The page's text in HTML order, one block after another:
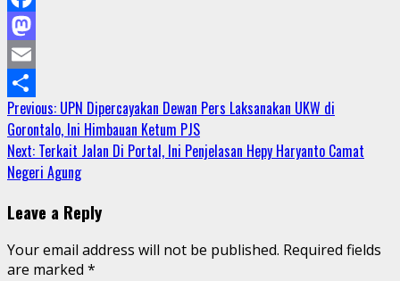
Facebook
Mastodon
Email
Share
Continue
Reading
Previous: UPN Dipercayakan Dewan Pers Laksanakan UKW di
Gorontalo, Ini Himbauan Ketum PJS
Next: Terkait Jalan Di Portal, Ini Penjelasan Hepy Haryanto Camat
Negeri Agung
Leave a Reply
Your email address will not be published. Required fields
are marked *